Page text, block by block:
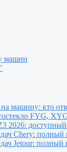
машин
машину: кто
FYG,
2026:
Chery: полный
Jetour: полный